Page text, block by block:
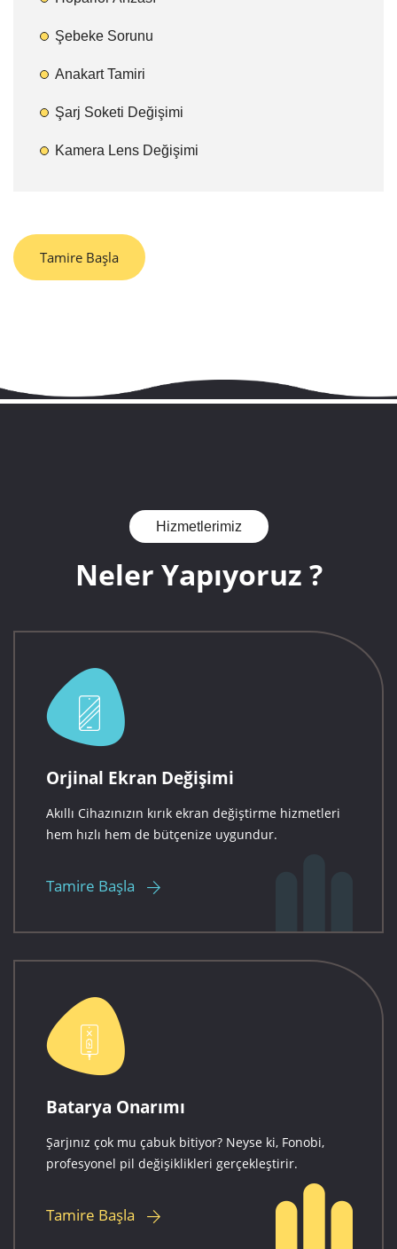
Şebeke Sorunu
Anakart Tamiri
Şarj Soketi Değişimi
Kamera Lens Değişimi
Tamire Başla
Hizmetlerimiz
Neler Yapıyoruz ?
Orjinal Ekran Değişimi
Akıllı Cihazınızın kırık ekran değiştirme hizmetleri
hem hızlı hem de bütçenize uygundur.
Tamire Başla
Batarya Onarımı
Şarjınız çok mu çabuk bitiyor? Neyse ki, Fonobi,
profesyonel pil değişiklikleri gerçekleştirir.
Tamire Başla